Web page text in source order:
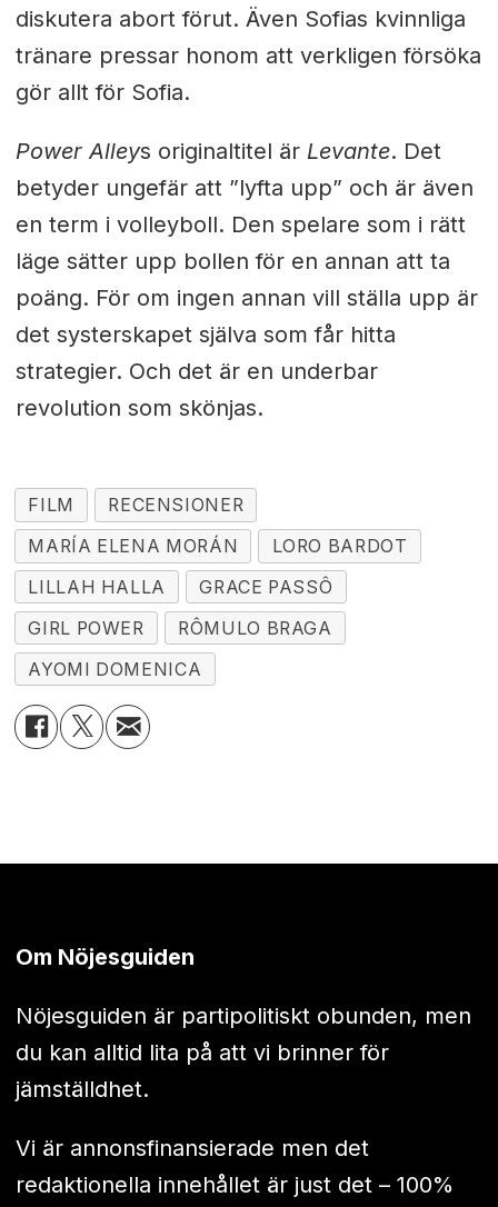
diskutera abort förut. Även Sofias kvinnliga
tränare pressar honom att verkligen försöka
gör allt för Sofia.
Power Alleys originaltitel är Levante. Det
betyder ungefär att ”lyfta upp” och är även
en term i volleyboll. Den spelare som i rätt
läge sätter upp bollen för en annan att ta
poäng. För om ingen annan vill ställa upp är
det systerskapet själva som får hitta
strategier. Och det är en underbar
revolution som skönjas.
FILM
RECENSIONER
MARÍA ELENA MORÁN
LORO BARDOT
LILLAH HALLA
GRACE PASSÔ
GIRL POWER
RÔMULO BRAGA
AYOMI DOMENICA
Om Nöjesguiden
Nöjesguiden är partipolitiskt obunden, men
du kan alltid lita på att vi brinner för
jämställdhet.
Vi är annonsfinansierade men det
redaktionella innehållet är just det – 100%